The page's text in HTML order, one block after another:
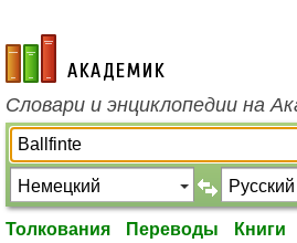
academic.ru
Словари и энциклопедии на
Толкования Переводы Книги